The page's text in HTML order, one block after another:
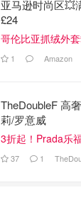
亚马逊时尚区💥
£24
哥伦比亚抓绒外
1 Amazon
TheDoubleF 高
莉/罗意威
3折起！Prada乐
37 1